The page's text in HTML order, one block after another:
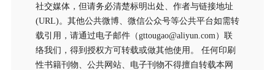
社交媒体，但请务必清楚标明出处、作者与链接地址
(URL)。其他公共微博、微信公众号等公共平台如需转
载引用，请通过电子邮件（gttougao@aliyun.com）联
络我们，得到授权方可转载或做其他使用。 任何印刷
性书籍刊物、公共网站、电子刊物不得擅自转载本网